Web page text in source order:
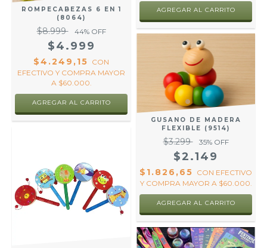
ROMPECABEZAS 6 EN 1
(8064)
$8.999 44% OFF
$4.999
$4.249,15 CON
EFECTIVO Y COMPRA MAYOR
A $60.000.
AGREGAR AL CARRITO
GUSANO DE MADERA
FLEXIBLE (9514)
$3.299 35% OFF
$2.149
$1.826,65 CON EFECTIVO
Y COMPRA MAYOR A $60.000.